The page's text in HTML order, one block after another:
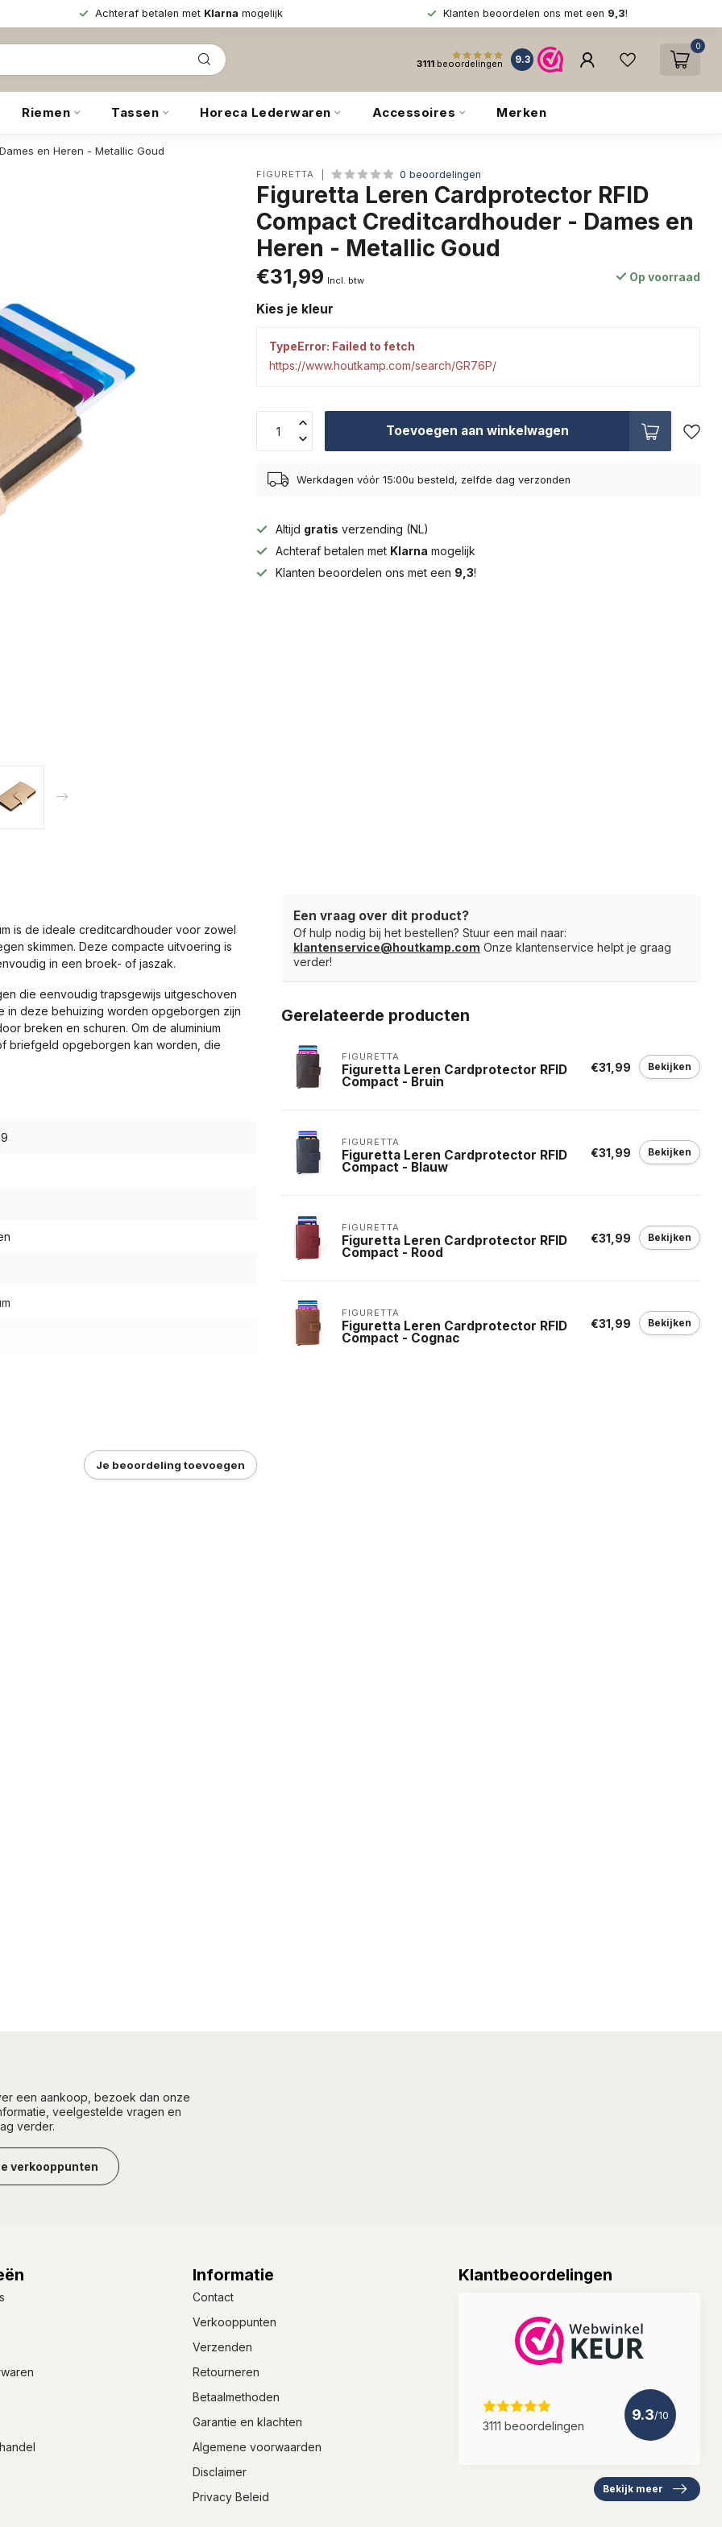
Achteraf betalen met Klarna mogelijk Klanten beoordelen ons met een 9,3!
3111 beoordelingen 9.3
0
Riemen Tassen Horeca Lederwaren Accessoires Merken
en Heren - Metallic Goud
FIGURETTA 0 beoordelingen
Figuretta Leren Cardprotector RFID
Compact Creditcardhouder - Dames en
Heren - Metallic Goud
€31,99 Incl. btw Op voorraad
Kies je kleur
TypeError: Failed to fetch
https://www.houtkamp.com/search/GR76P/
Toevoegen aan winkelwagen
Werkdagen vóór 15:00u besteld, zelfde dag verzonden
Altijd gratis verzending (NL)
Achteraf betalen met Klarna mogelijk
Klanten beoordelen ons met een 9,3!
is de ideale creditcardhouder voor zowel
skimmen. Deze compacte uitvoering is
in een broek- of jaszak.
die eenvoudig trapsgewijs uitgeschoven
in deze behuizing worden opgeborgen zijn
breken en schuren. Om de aluminium
briefgeld opgeborgen kan worden, die
Je beoordeling toevoegen
Een vraag over dit product?
Of hulp nodig bij het bestellen? Stuur een mail naar:
klantenservice@houtkamp.com Onze klantenservice helpt je graag
verder!
Gerelateerde producten
FIGURETTA
Figuretta Leren Cardprotector RFID
Compact - Bruin
€31,99 Bekijken
FIGURETTA
Figuretta Leren Cardprotector RFID
Compact - Blauw
€31,99 Bekijken
FIGURETTA
Figuretta Leren Cardprotector RFID
Compact - Rood
€31,99 Bekijken
FIGURETTA
Figuretta Leren Cardprotector RFID
Compact - Cognac
€31,99 Bekijken
een aankoop, bezoek dan onze
veelgestelde vragen en
verder.
verkooppunten
Informatie
Contact
Verkooppunten
Verzenden
Retourneren
Betaalmethoden
Garantie en klachten
Algemene voorwaarden
Disclaimer
Privacy Beleid
Klantbeoordelingen
3111 beoordelingen
9.3/10
Bekijk meer